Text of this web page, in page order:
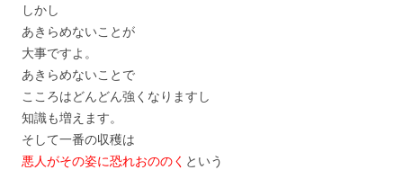
しかし
あきらめないことが
大事ですよ。
あきらめないことで
こころはどんどん強くなりますし
知識も増えます。
そして一番の収穫は
悪人がその姿に恐れおののく という